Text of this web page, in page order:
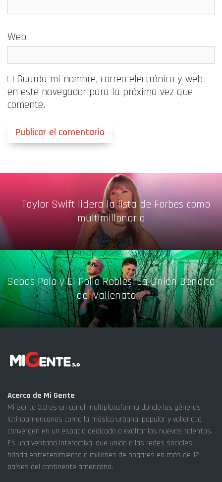
Web
Guarda mi nombre, correo electrónico y web
en este navegador para la próxima vez que
comente.
Taylor Swift lidera la lista de Forbes como
multimillonaria
Sebas Polo y El Pollo Robles: La Unión Bendita
del Vallenato
Acerca de Mi Gente
Mi Gente 3.0 es un canal multiplataforma donde los géneros
latinoamericanos como la música urbana, popular y vallenato
convergen en un espacio dedicado a exaltar los nuevos talentos.
Es una ventana interactiva, que unida a las redes sociales,
brinda entretenimiento a millones de hogares en más de 12
países del continente americano.